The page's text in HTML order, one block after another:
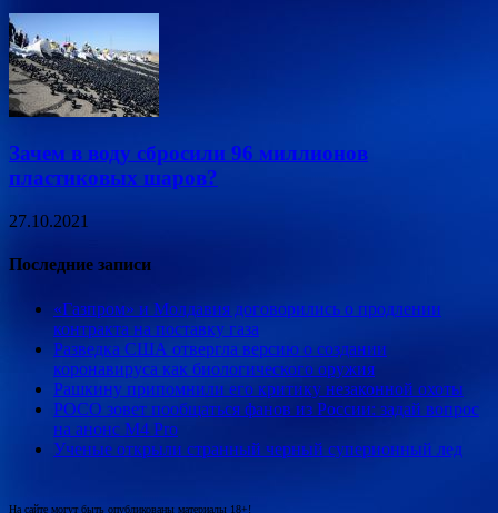
Зачем в воду сбросили 96 миллионов
пластиковых шаров?
27.10.2021
Последние записи
«Газпром» и Молдавия договорились о продлении
контракта на поставку газа
Разведка США отвергла версию о создании
коронавируса как биологического оружия
Рашкину припомнили его критику незаконной охоты
POCO зовет пообщаться фанов из России: задай вопрос
на анонс M4 Pro
Ученые открыли странный черный суперионный лед
На сайте могут быть опубликованы материалы 18+!